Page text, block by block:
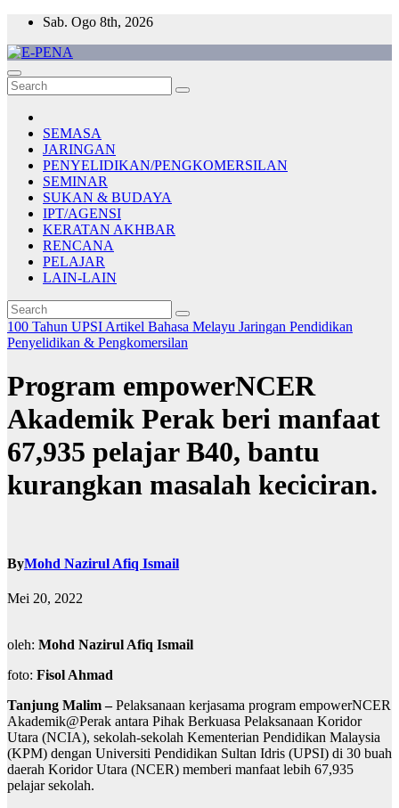
Skip
content
Sab. Ogo 8th, 2026
E-PENA
Berita Digital Terkini
SEMASA
JARINGAN
PENYELIDIKAN/PENGKOMERSILAN
SEMINAR
SUKAN & BUDAYA
IPT/AGENSI
KERATAN AKHBAR
RENCANA
PELAJAR
LAIN-LAIN
100 Tahun UPSI Artikel Bahasa Melayu Jaringan Pendidikan
Penyelidikan & Pengkomersilan
Program empowerNCER
Akademik Perak beri manfaat
67,935 pelajar B40, bantu
kurangkan masalah keciciran.
ByMohd Nazirul Afiq Ismail
Mei 20, 2022
oleh: Mohd Nazirul Afiq Ismail
foto: Fisol Ahmad
Tanjung Malim –Pelaksanaan kerjasama program empowerNCER
Akademik@Perak antara Pihak Berkuasa Pelaksanaan Koridor
Utara (NCIA), sekolah-sekolah Kementerian Pendidikan Malaysia
(KPM) dengan Universiti Pendidikan Sultan Idris (UPSI) di 30 buah
daerah Koridor Utara (NCER) memberi manfaat lebih 67,935
pelajar sekolah.